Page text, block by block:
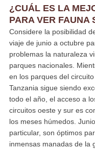
¿CUÁL ES LA
PARA VER FAUNA
Considere la posibilidad
viaje de junio a octubre
problemas la naturaleza
parques nacionales.
en los parques del
Tanzania sigue siendo
todo el año, el acceso a
circuitos oeste y sur es
los meses húmedos.
particular, son óptimos
inmensas manadas de la